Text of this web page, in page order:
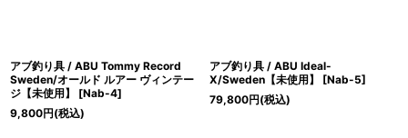
アブ釣り具 / ABU Tommy Record
Sweden/オールド ルアー ヴィンテー
ジ【未使用】
[Nab-4]
9,800円(税込)
アブ釣り具 / ABU Ideal-
X/Sweden【未使用】
[Nab-5]
79,800円(税込)